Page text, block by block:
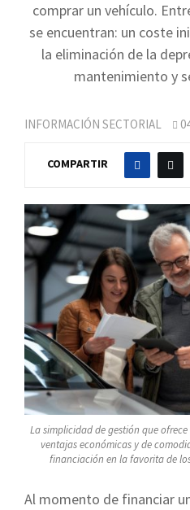
comprar un vehículo.
se encuentran: un coste
la eliminación de la
mantenimiento y
INFORMACIÓN SECTORIAL
COMPARTIR
La simplicidad de gestión que
ventajas económicas y de
financiación en la favorita de
Al momento de financiar